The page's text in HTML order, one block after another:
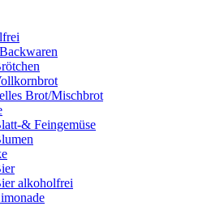
Brot/Mischbrot
& Feingemüse
alkoholfrei